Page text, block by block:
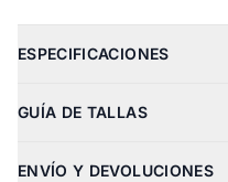
ESPECIFICACIONES
GUÍA DE TALLAS
ENVÍO Y DEVOLUCIONES